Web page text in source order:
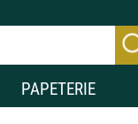
PAPETERIE